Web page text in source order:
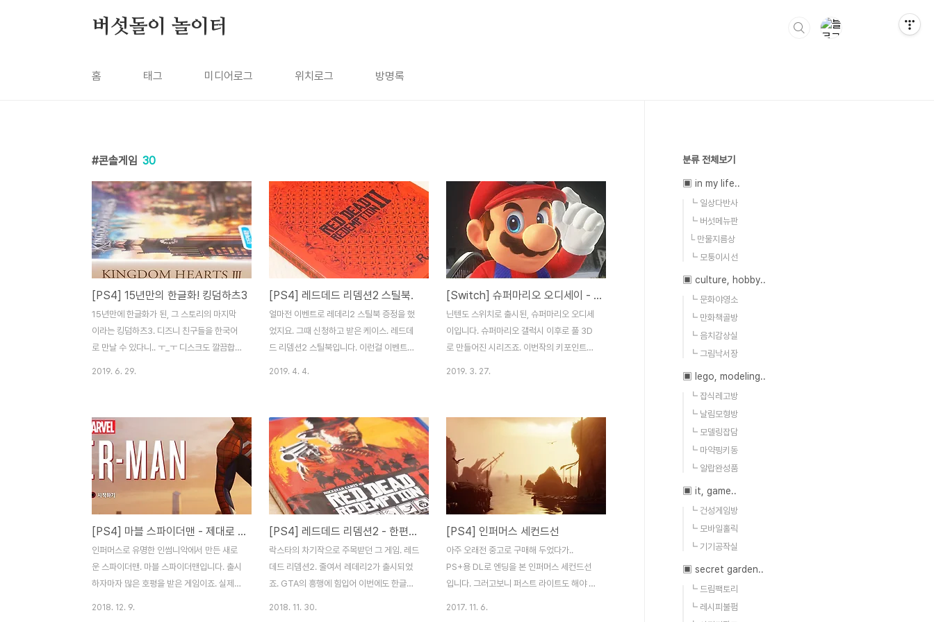
버섯돌이 놀이터
홈 태그 미디어로그 위치로그 방명록
콘솔게임 30
[PS4] 15년만의 한글화! 킹덤하츠3
15년만에 한글화가 된, 그 스토리의 마지막
이라는 킹덤하츠3. 디즈니 친구들을 한국어
로 만날 수 있다니.. ㅜ_ㅜ 디스크도 깔끔합니
친구들을 만나볼 수 있다는게 매우 즐겁습니
다. 맵 클리어때마다 얻게 되는 키블레이드에
따라 바뀌는 액션과 스킬이 굉장히 화려하고,
친구들과 함께 하는 스킬 액션도 정말 화려합
니다. 쉽게 보면 단순한 O버튼 연타지만, 여
러 스킬들을 이어가며 쓸 수 있게 만들어 둠
으로써, 굉장히 화려하고 즐거운 액션을 만들
어 냅니다. 개인적으로는 아주 좋았어요. ^^
어트랙션을 이용한 스킬들도 많이 나오는데,
이것 또한 보..
2019. 6. 29.
[PS4] 레드데드 리뎀션2 스틸북.
얼마전 이벤트로 레데리2 스틸북 증정을 했
었지요. 그때 신청하고 받은 케이스. 레드데
드 리뎀션2 스틸북입니다. 이런걸 이벤트로
[PS4] 레드데드 리뎀션2 - 한편의 서부극에
녹아들다. 락스타의 차기작으로 주목받던 그
게임. 레드데드 리뎀션2. 줄여서 레데리2가
출시되었죠. GTA의 흥행에 힘입어 이번에도
한글화로 만나볼 수 있습니다. 오픈 케이스.
지도가 하나 들어있어서.. 그런가보다....
noleter.net 내부. 양측으로 서 있는 주연들
이 눈에 띄네요. 레데리2는 2디스크라 이렇
게 꽂아주어야 합니다. 안쪽 디스크는 ..
2019. 4. 4.
[Switch] 슈퍼마리오 오디세이 - '즐겁다'라는 것!
닌텐도 스위치로 출시된, 슈퍼마리오 오디세
이입니다. 슈퍼마리오 갤럭시 이후로 풀 3D
로 만들어진 시리즈죠. 이번작의 키포인트는
요. 모자왕국에서 시작합니다. 항상 수집요소
가 있는 마리오 시리즈. 이번엔 파워문입니
다. 900개가 넘는걸로 아는데, 신경 쓰지 않
고 보이는 것만 먹으며 플레이해도 스토리 진
행에는 무리가 없습니다. 3D 안에 반가운
2D들. 추억까지 게임에 녹여낼 줄 아는 닌텐
도. 오디세이호를 복원해서 쿠파를 찾아 나서
야 합니다. 다양한 맵이 준비되어 있고, 맵 마
다의 특색 역시 확실해서 여행의 재미가 있습
니다. 중간중간 ..
2019. 3. 27.
[PS4] 마블 스파이더맨 - 제대로 된 스파이디 게임의 등장!!
인퍼머스로 유명한 인썸니악에서 만든 새로
운 스파이더맨. 마블 스파이더맨입니다. 출시
하자마자 많은 호평을 받은 게임이죠. 실제
2018. 12. 9.
[PS4] 레드데드 리뎀션2 - 한편의 서부극에 녹아들다.
락스타의 차기작으로 주목받던 그 게임. 레드
데드 리뎀션2. 줄여서 레데리2가 출시되었
죠. GTA의 흥행에 힘입어 이번에도 한글화
2018. 11. 30.
[PS4] 인퍼머스 세컨드선
아주 오래전 중고로 구매해 두었다가..
PS+용 DL로 엔딩을 본 인퍼머스 세컨드선
입니다. 그러고보니 퍼스트 라이트도 해야 하
2017. 11. 6.
분류 전체보기
▣ in my life..
┗ 일상다반사
┗ 버섯메뉴판
└ 만물지름상
┗ 모퉁이시선
▣ culture, hobby..
┗ 문화야영소
┗ 만화책골방
┗ 음치감상실
┗ 그림낙서장
▣ lego, modeling..
┗ 잡식레고방
┗ 날림모형방
┗ 모델링잡담
┗ 마약핑키동
┗ 알랍완성품
▣ it, game..
┗ 건성게임방
┗ 모바일홀릭
┗ 기기공작실
▣ secret garden..
┗ 드림팩토리
┗ 레시피불펌